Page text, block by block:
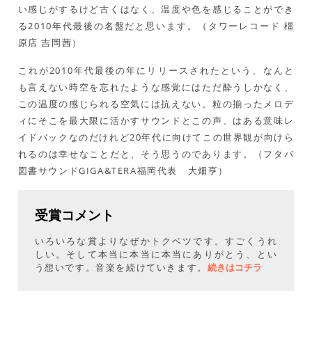
い感じがするけど古くはなく、温度や色を感じることができ
る2010年代最後の名盤だと思います。（タワーレコード 橿
原店 吉岡茜）
これが2010年代最後の年にリリースされたという、なんと
も言えない時空を忘れたような感覚にはただ酔うしかなく、
この温度の感じられる空気には抗えない。粒の揃ったメロデ
ィにそこを最大限に活かすサウンドとこの声、はある意味レ
イドバックなのだけれど20年代に向けてこの世界観が向けら
れるのは幸せなことだと、そう思うのであります。（フタバ
図書サウンドGIGA&TERA福岡代表 大畑亨）
受賞コメント
いろいろな賞よりなぜかトクベツです。すごくうれ
しい。そして本当に本当に本当にありがとう、とい
う想いです。音楽を続けていきます。 続きはコチラ